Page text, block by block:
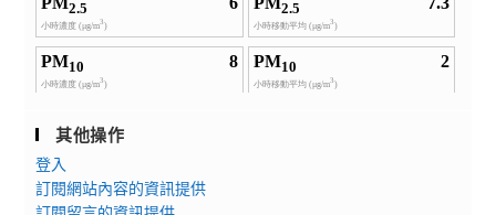
其他操作
登入
訂閱網站內容的資訊提供